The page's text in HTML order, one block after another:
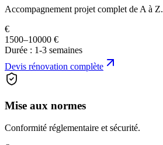
Accompagnement projet complet de A à Z.
€
1500–10000 €
Durée : 1-3 semaines
Devis rénovation complète
Mise aux normes
Conformité réglementaire et sécurité.